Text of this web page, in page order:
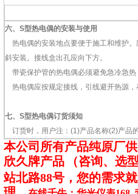
六、S型热电偶的安装与使用
热电偶的安装地点要便于施工和维护
斜安装。接线盒出孔应向下方。
带瓷保护管的热电偶必须避免急冷急热
热电偶应按规定接线，引线避开热源，
七、S型热电偶订货须知
订货时，用户注：(1)产品名称(2)产品
本公司 所有产品纯原厂
欣久牌产品
（咨询、选
站北路88号， 您的需求